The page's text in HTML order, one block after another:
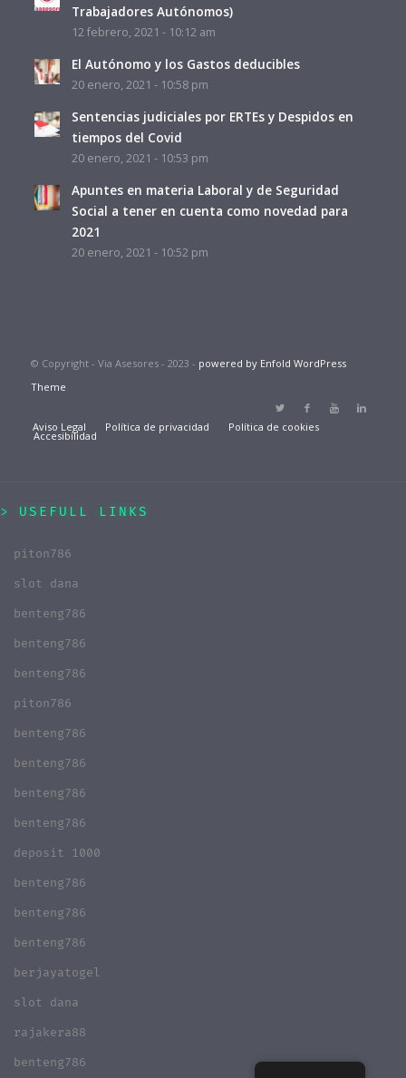
Trabajadores Autónomos)
12 febrero, 2021 - 10:12 am
El Autónomo y los Gastos deducibles
20 enero, 2021 - 10:58 pm
Sentencias judiciales por ERTEs y Despidos en
tiempos del Covid
20 enero, 2021 - 10:53 pm
Apuntes en materia Laboral y de Seguridad
Social a tener en cuenta como novedad para
2021
20 enero, 2021 - 10:52 pm
© Copyright - Via Asesores - 2023 - powered by Enfold WordPress
Theme
Aviso Legal Política de privacidad Política de cookies
Accesibilidad
USEFULL LINKS
piton786
slot dana
benteng786
benteng786
benteng786
piton786
benteng786
benteng786
benteng786
benteng786
deposit 1000
benteng786
benteng786
benteng786
berjayatogel
slot dana
rajakera88
benteng786